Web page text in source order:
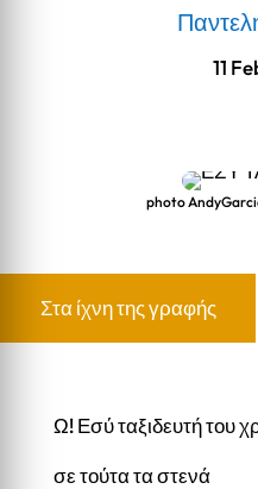
11
photo
Στα ίχνη της γραφής
Ω! Εσύ ταξιδευτή του
σε τούτα τα στενά